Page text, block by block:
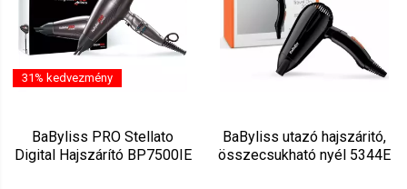
31% kedvezmény
BaByliss PRO Stellato
Digital Hajszárító BP7500IE
BaByliss utazó hajszáritó,
összecsukható nyél 5344E